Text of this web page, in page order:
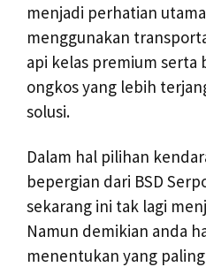
menjadi perhatian
menggunakan
api kelas premium serta
ongkos yang lebih
solusi.
Dalam hal pilihan
bepergian dari BSD
sekarang ini tak lagi
Namun demikian anda
menentukan yang